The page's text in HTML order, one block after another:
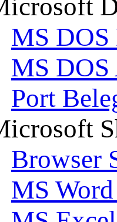
MS DOS
MS DOS
Port
Browser
MS